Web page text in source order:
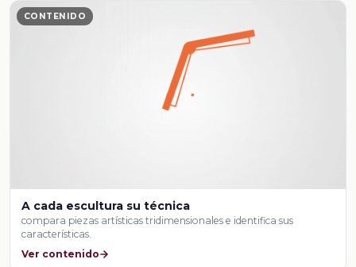
CONTENIDO
A cada escultura su técnica
compara piezas artísticas tridimensionales e identifica sus
características.
Ver contenido